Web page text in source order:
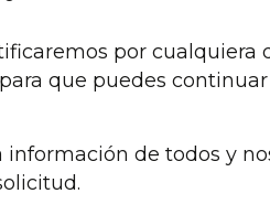
por cualquiera
que puedes
de todos y